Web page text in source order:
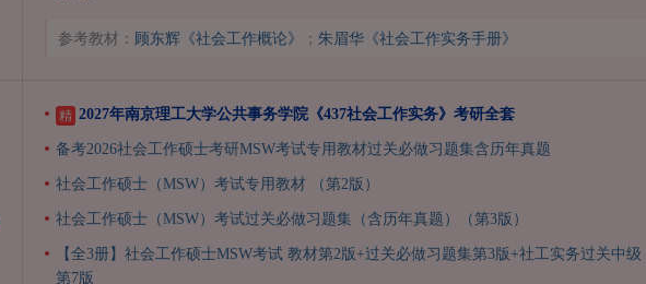
参考教材： 顾东辉《社会工作概论》 ； 朱眉华《社会工作实务手册》
精 2027年南京理工大学公共事务学院《437社会工作实务》考研全套
备考2026社会工作硕士考研MSW考试专用教材过关必做习题集含历年真题
社会工作硕士（MSW）考试专用教材 （第2版）
社会工作硕士（MSW）考试过关必做习题集（含历年真题）（第3版）
【全3册】社会工作硕士MSW考试 教材第2版+过关必做习题集第3版+社工实务过关中级
第7版